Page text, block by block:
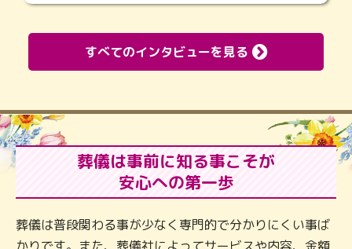
すべてのインタビューを見る
葬儀は事前に知る事こそが
安心への第一歩
葬儀は普段関わる事が少なく専門的で分かりにくい事ば